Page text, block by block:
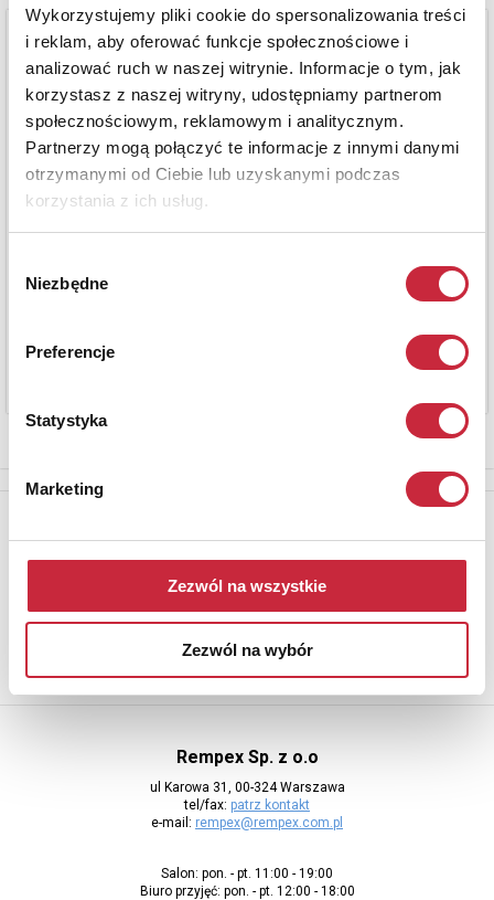
Wykorzystujemy pliki cookie do spersonalizowania treści
i reklam, aby oferować funkcje społecznościowe i
analizować ruch w naszej witrynie. Informacje o tym, jak
korzystasz z naszej witryny, udostępniamy partnerom
społecznościowym, reklamowym i analitycznym.
Partnerzy mogą połączyć te informacje z innymi danymi
otrzymanymi od Ciebie lub uzyskanymi podczas
korzystania z ich usług.
zgody
Niezbędne
Preferencje
Statystyka
Marketing
Zezwól na wszystkie
Zezwól na wybór
Aby otrzymywać informacje o nowych aukcjach, prosimy podać
adres e-mail
Rempex Sp. z o.o
ul Karowa 31, 00-324 Warszawa
tel/fax: patrz kontakt
e-mail: rempex@rempex.com.pl
Salon: pon. - pt. 11:00 - 19:00
Biuro przyjęć: pon. - pt. 12:00 - 18:00